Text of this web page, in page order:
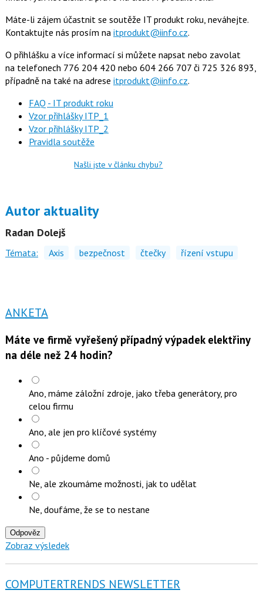
Máte-li zájem účastnit se soutěže IT produkt roku, neváhejte.
Kontaktujte nás prosím na itprodukt@iinfo.cz.
O přihlášku a více informací si můžete napsat nebo zavolat
na telefonech 776 204 420 nebo 604 266 707 či 725 326 893,
případně na také na adrese itprodukt@iinfo.cz.
FAQ - IT produkt roku
Vzor přihlášky ITP_1
Vzor přihlášky ITP_2
Pravidla soutěže
Našli jste v článku chybu?
Autor aktuality
Radan Dolejš
Témata: Axis bezpečnost čtečky řízení vstupu
ANKETA
Máte ve firmě vyřešený případný výpadek elektřiny
na déle než 24 hodin?
Ano, máme záložní zdroje, jako třeba generátory, pro
celou firmu
Ano, ale jen pro klíčové systémy
Ano - půjdeme domů
Ne, ale zkoumáme možnosti, jak to udělat
Ne, doufáme, že se to nestane
Odpověz
Zobraz výsledek
COMPUTERTRENDS NEWSLETTER